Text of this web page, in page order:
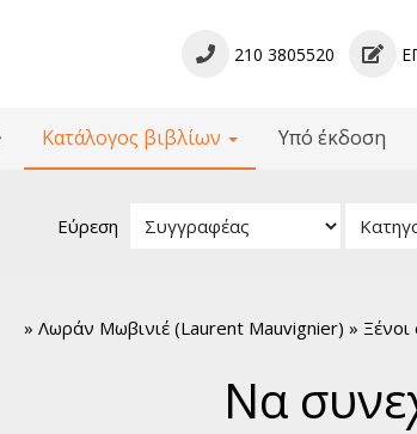
210 3805520
Κατάλογος βιβλίων
Κατάλογος βιβλίων
Κριτικά κείμενα - Μελετήματα
Ελληνική Ποίηση
Υπό έκδοση
Εύρεση
» Λωράν Μωβινιέ (Laurent Mauvignier) »
Να